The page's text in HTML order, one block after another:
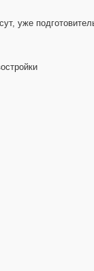
уже